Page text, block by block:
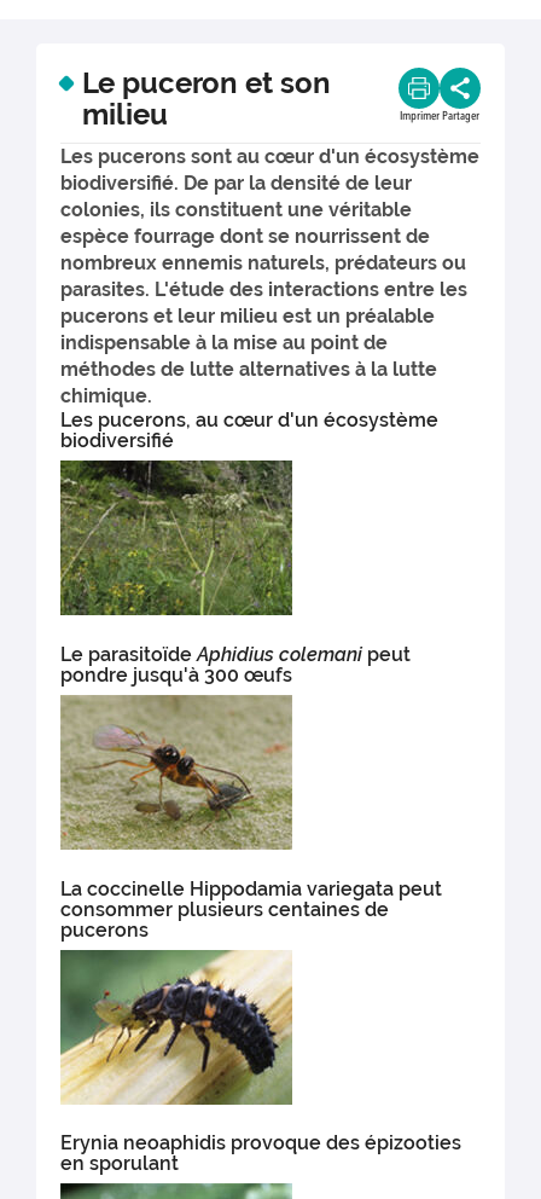
Le puceron et son
milieu
Imprimer Partager
Les pucerons sont au cœur d'un écosystème
biodiversifié. De par la densité de leur
colonies, ils constituent une véritable
espèce fourrage dont se nourrissent de
nombreux ennemis naturels, prédateurs ou
parasites. L'étude des interactions entre les
pucerons et leur milieu est un préalable
indispensable à la mise au point de
méthodes de lutte alternatives à la lutte
chimique.
Les pucerons, au cœur d'un écosystème
biodiversifié
Le parasitoïdeAphidius colemanipeut
pondre jusqu'à 300 œufs
La coccinelle Hippodamia variegata peut
consommer plusieurs centaines de
pucerons
Erynia neoaphidis provoque des épizooties
en sporulant